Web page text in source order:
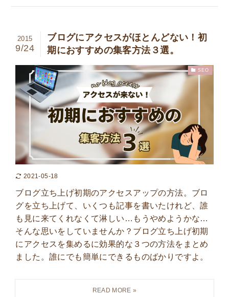
ブログにアクセスがほとんどない！初
期におすすめの集客方法３選。
2015
9/24
SEO
2021-05-18
ブログ立ち上げ初期のアクセスアップの方法。ブロ
グを立ち上げて、いくつも記事を書いたけれど、誰
も見に来てくれなくて淋しい…もうやめようかな…
そんな思いをしていませんか？ブログ立ち上げ初期
にアクセスを集めるに効果的な３つの方法をまとめ
ました。誰にでも簡単にできるものばかりですよ。